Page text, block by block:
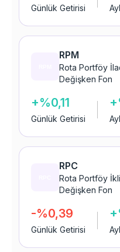
Günlük Getirisi
RPM
Rota Portföy
Değişken Fon
+%0,11
Günlük Getirisi
RPC
Rota Portföy
Değişken Fon
-%0,39
Günlük Getirisi